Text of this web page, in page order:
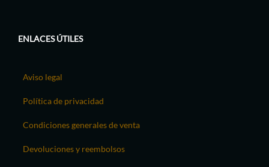
ENLACES ÚTILES
Aviso legal
Política de privacidad
Condiciones generales de venta
Devoluciones y reembolsos